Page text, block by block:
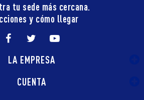
tu sede más cercana.
y cómo llegar
LA EMPRESA
CUENTA